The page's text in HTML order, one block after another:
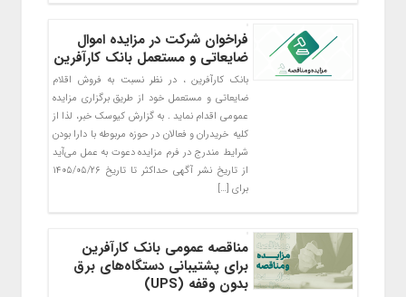
فراخوان شرکت در مزایده اموال
ضایعاتی و مستعمل بانک کارآفرین
بانک کارآفرین ، در نظر نسبت به فروش اقلام
ضایعاتی و مستعمل خود از طریق برگزاری مزایده
عمومی اقدام نماید . به گزارش کیوسک خبر، لذا از
کلیه خریدران و فعالان در حوزه مربوطه با دارا بودن
شرایط مندرج در فرم مزایده دعوت به عمل می‌آید
از تاریخ نشر آگهی حداکثر تا تاریخ ۱۴۰۵/۰۵/۲۶
برای […]
مناقصه عمومی بانک کارآفرین
برای پشتیبانی دستگاه‌های برق
بدون وقفه (UPS)